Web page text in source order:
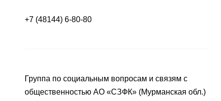
+7 (48144) 6-80-80
Группа по социальным вопросам и связям с
общественностью АО «СЗФК» (Мурманская обл.)